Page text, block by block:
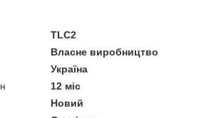
TLC2
Власне виробництво
Україна
12 міс
Новий